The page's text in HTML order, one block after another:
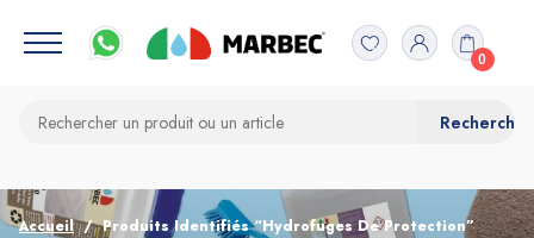
0
Accueil Produits Identifiés “Hydrofuges De Protection”